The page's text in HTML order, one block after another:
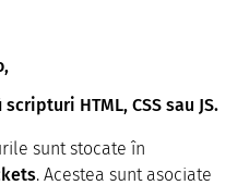
HTML, CSS sau JS.
sunt stocate în
. Acestea sunt asociate